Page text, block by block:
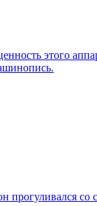
этого
прогуливался